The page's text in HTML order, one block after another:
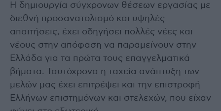
Η δημιουργία σύγχρονων θέσεων εργασίας με
διεθνή προσανατολισμό και υψηλές
απαιτήσεις, έχει οδηγήσει πολλές νέες και
νέους στην απόφαση να παραμείνουν στην
Ελλάδα για τα πρώτα τους επαγγελματικά
βήματα. Ταυτόχρονα η ταχεία ανάπτυξη των
μελών μας έχει επιτρέψει και την επιστροφή
Ελλήνων επιστημόνων και στελεχών, που είχαν